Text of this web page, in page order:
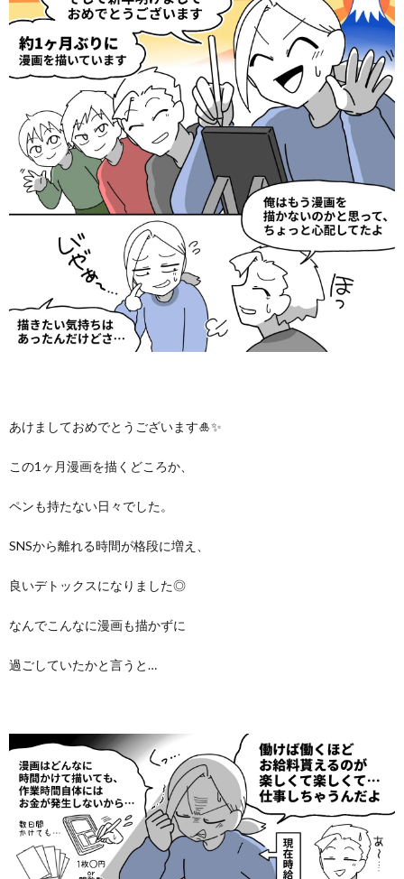
あけましておめでとうございます🎍✨️
この1ヶ月漫画を描くどころか、
ペンも持たない日々でした。
SNSから離れる時間が格段に増え、
良いデトックスになりました◎
なんでこんなに漫画も描かずに
過ごしていたかと言うと…